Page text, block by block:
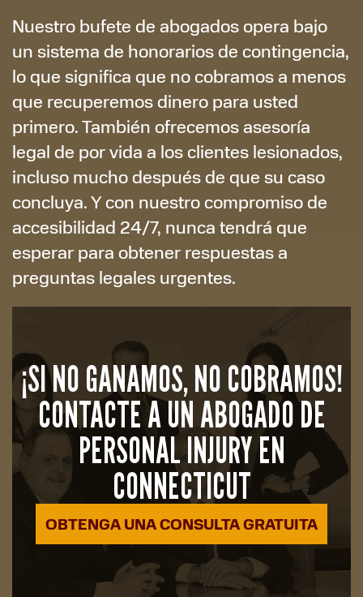
Nuestro bufete de abogados opera bajo
un sistema de honorarios de contingencia,
lo que significa que no cobramos a menos
que recuperemos dinero para usted
primero. También ofrecemos asesoría
legal de por vida a los clientes lesionados,
incluso mucho después de que su caso
concluya. Y con nuestro compromiso de
accesibilidad 24/7, nunca tendrá que
esperar para obtener respuestas a
preguntas legales urgentes.
¡SI NO GANAMOS, NO COBRAMOS!
CONTACTE A UN ABOGADO DE
PERSONAL INJURY EN
CONNECTICUT
OBTENGA UNA CONSULTA GRATUITA